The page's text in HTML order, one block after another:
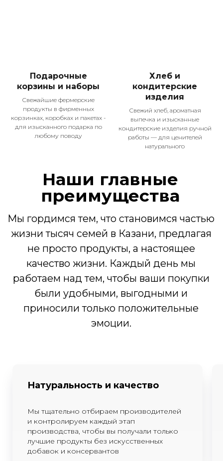
Подарочные
корзины и наборы
Свежайшие фермерские
продукты в фирменных
корзинках, коробках и пакетах -
для изысканного подарка по
любому поводу
Хлеб и
кондитерские
изделия
Свежий хлеб, ароматная
выпечка и изысканные
кондитерские изделия ручной
работы — для ценителей
натурального
Натуральность и качество
Мы тщательно отбираем производителей
и контролируем каждый этап
производства, чтобы вы получали только
лучшие продукты без искусственных
добавок и консервантов
© 2015-2025 Все права защищены
Политика конфиденциальности
Согласие на обработку персональных данных
Адреса
Казань, ул. Муштари, 18
Открыть карту
Производство: Зеленодольский
р-н, с. Мизиново, ул.Школьная,
Мясо птицы
Полуфабрикаты
Кондитерские изделия, хлеб
Подарочные наборы